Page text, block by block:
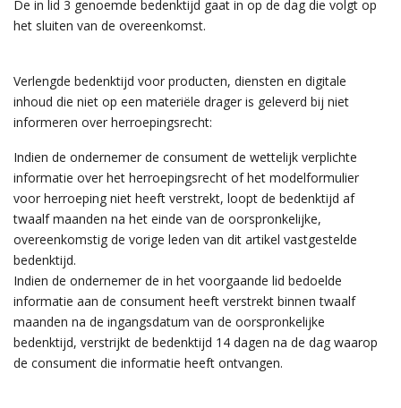
De in lid 3 genoemde bedenktijd gaat in op de dag die volgt op
het sluiten van de overeenkomst.
Verlengde bedenktijd voor producten, diensten en digitale
inhoud die niet op een materiële drager is geleverd bij niet
informeren over herroepingsrecht:
Indien de ondernemer de consument de wettelijk verplichte
informatie over het herroepingsrecht of het modelformulier
voor herroeping niet heeft verstrekt, loopt de bedenktijd af
twaalf maanden na het einde van de oorspronkelijke,
overeenkomstig de vorige leden van dit artikel vastgestelde
bedenktijd.
Indien de ondernemer de in het voorgaande lid bedoelde
informatie aan de consument heeft verstrekt binnen twaalf
maanden na de ingangsdatum van de oorspronkelijke
bedenktijd, verstrijkt de bedenktijd 14 dagen na de dag waarop
de consument die informatie heeft ontvangen.